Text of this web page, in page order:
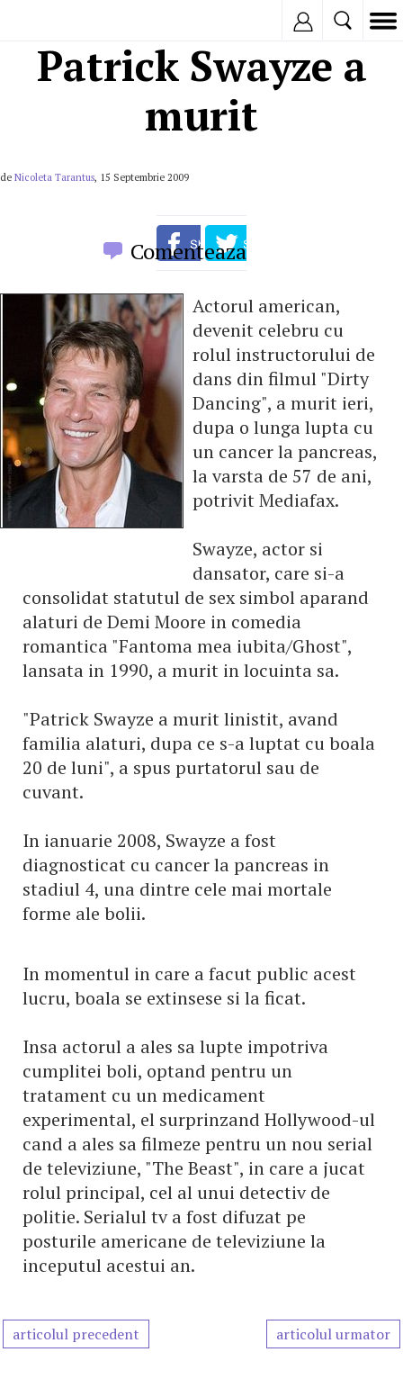
Patrick Swayze a
murit
de Nicoleta Tarantus, 15 Septembrie 2009
Comenteaza
Actorul american,
devenit celebru cu
rolul instructorului de
dans din filmul "Dirty
Dancing", a murit ieri,
dupa o lunga lupta cu
un cancer la pancreas,
la varsta de 57 de ani,
potrivit Mediafax.
Swayze, actor si
dansator, care si-a
consolidat statutul de sex simbol aparand
alaturi de Demi Moore in comedia
romantica "Fantoma mea iubita/Ghost",
lansata in 1990, a murit in locuinta sa.
"Patrick Swayze a murit linistit, avand
familia alaturi, dupa ce s-a luptat cu boala
20 de luni", a spus purtatorul sau de
cuvant.
In ianuarie 2008, Swayze a fost
diagnosticat cu cancer la pancreas in
stadiul 4, una dintre cele mai mortale
forme ale bolii.
In momentul in care a facut public acest
lucru, boala se extinsese si la ficat.
Insa actorul a ales sa lupte impotriva
cumplitei boli, optand pentru un
tratament cu un medicament
experimental, el surprinzand Hollywood-ul
cand a ales sa filmeze pentru un nou serial
de televiziune, "The Beast", in care a jucat
rolul principal, cel al unui detectiv de
politie. Serialul tv a fost difuzat pe
posturile americane de televiziune la
inceputul acestui an.
articolul precedent articolul urmator